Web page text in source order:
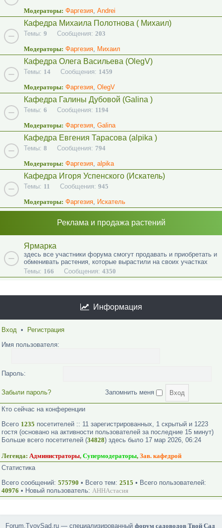
Модераторы: Фаргезия, Andrei
Кафедра Михаила Полотнова ( Михаил)
Темы: 9 Сообщения: 203
Модераторы: Фаргезия, Михаил
Кафедра Олега Васильева (OlegV)
Темы: 14 Сообщения: 1459
Модераторы: Фаргезия, OlegV
Кафедра Галины Дубовой (Galina )
Темы: 6 Сообщения: 1194
Модераторы: Фаргезия, Galina
Кафедра Евгения Тарасова (alpika )
Темы: 8 Сообщения: 794
Модераторы: Фаргезия, alpika
Кафедра Игоря Успенского (Искатель)
Темы: 11 Сообщения: 945
Модераторы: Фаргезия, Искатель
Реклама и продажа растений
Ярмарка
здесь все участники форума смогут продавать и приобретать и
обменивать растения, которые вырастили на своих участках
Темы: 166 Сообщения: 4350
Информация
Вход •
Регистрация
Имя пользователя:
Пароль:
Забыли пароль? Запомнить меня
Кто сейчас на конференции
Всего 1235 посетителей :: 11 зарегистрированных, 1 скрытый и 1223
гостя (основано на активности пользователей за последние 15 минут)
Больше всего посетителей (34828) здесь было 17 мар 2026, 06:24
Легенда: Администраторы, Супермодераторы, Зав. кафедрой
Статистика
Всего сообщений: 575790 • Всего тем: 2515 • Всего пользователей:
40976 • Новый пользователь: АННАстасия
Forum.TvoySad.ru — специализированныйфорум садоводов Твой Сад